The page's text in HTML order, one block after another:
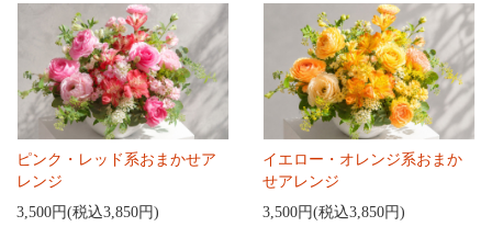
ピンク・レッド系おまかせア
レンジ
3,500円(税込3,850円)
イエロー・オレンジ系おまか
せアレンジ
3,500円(税込3,850円)